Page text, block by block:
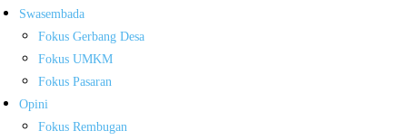
Swasembada
Fokus Gerbang Desa
Fokus UMKM
Fokus Pasaran
Opini
Fokus Rembugan